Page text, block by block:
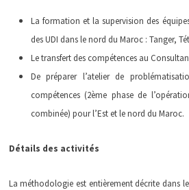
La formation et la supervision des
des UDI dans le nord du Maroc : Tanger,
Le transfert des compétences au
De préparer l’atelier de
compétences (2ème phase de
combinée) pour l’Est et le nord du Maroc.
Détails des activités
La méthodologie est entièrement décrite dans